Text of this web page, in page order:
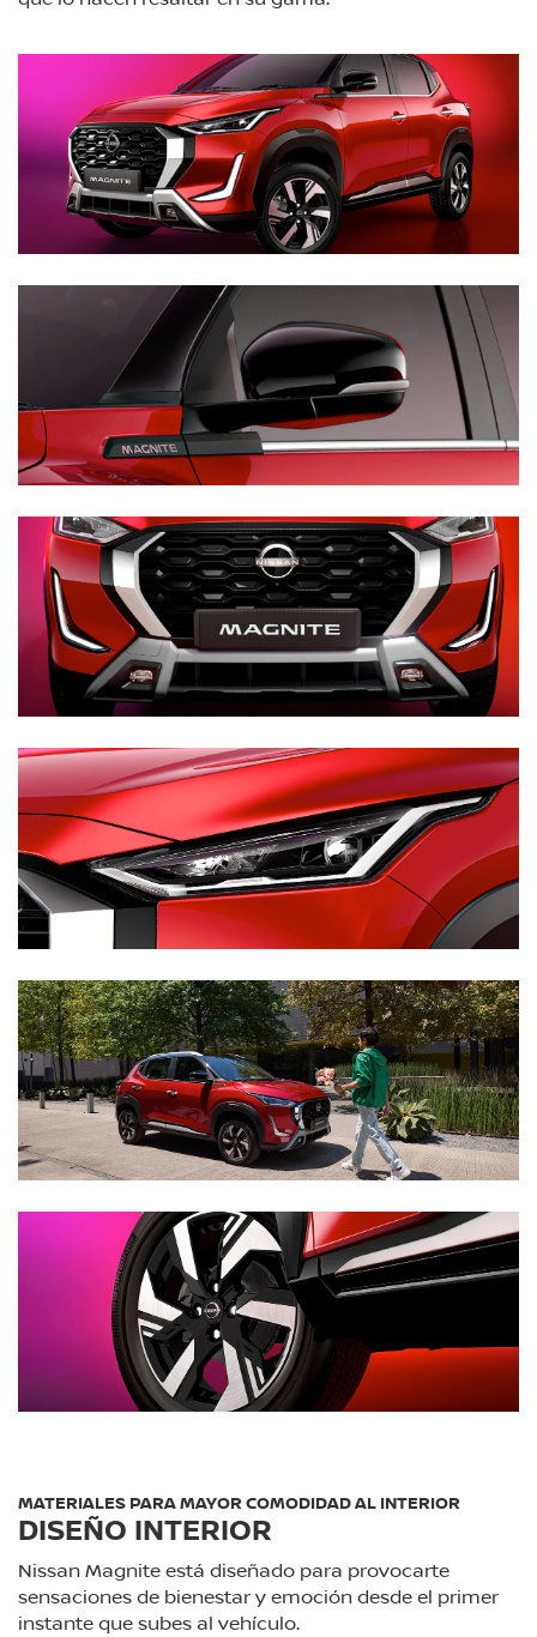
MATERIALES PARA MAYOR COMODIDAD AL INTERIOR
DISEÑO INTERIOR
Nissan Magnite está diseñado para provocarte
sensaciones de bienestar y emoción desde el primer
instante que subes al vehículo.